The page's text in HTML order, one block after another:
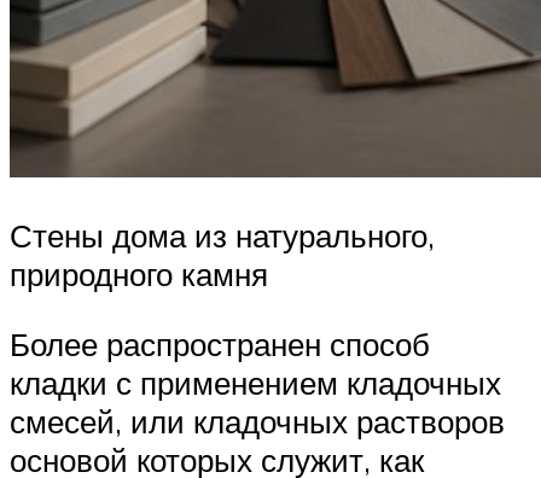
Стены дома из натурального,
природного камня
Более распространен способ
кладки с применением кладочных
смесей, или кладочных растворов
основой которых служит, как